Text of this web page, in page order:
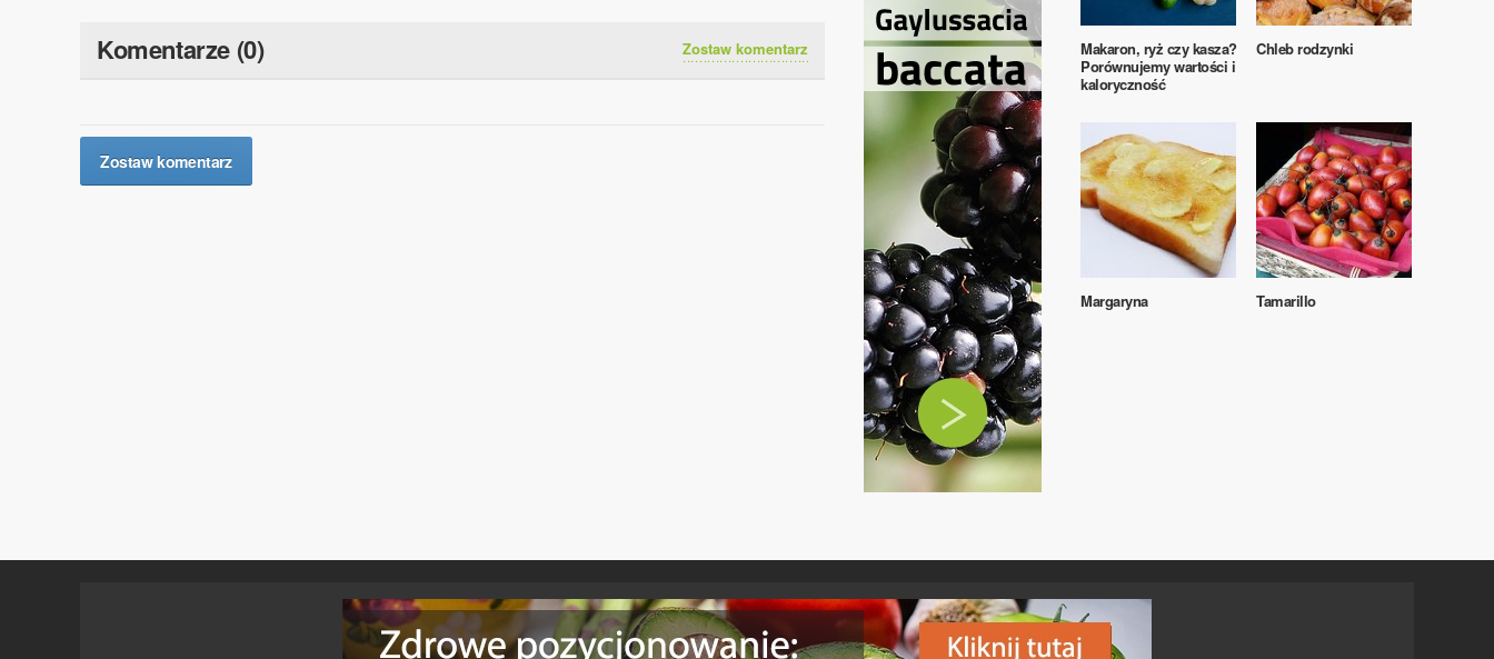
Komentarze (0) Zostaw komentarz
Zostaw komentarz
Makaron, ryż czy kasza?
Porównujemy wartości i
kaloryczność
Chleb rodzynki
Margaryna Tamarillo